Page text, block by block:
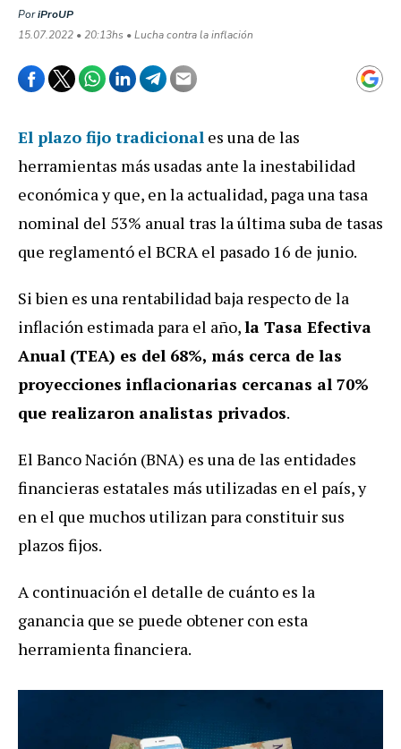
PoriProUP
15.07.2022 • 20:13hs • Lucha contra la inflación
El plazo fijo tradicional es una de las
herramientas más usadas ante la inestabilidad
económica y que, en la actualidad, paga una tasa
nominal del 53% anual tras la última suba de tasas
que reglamentó el BCRA el pasado 16 de junio.
Si bien es una rentabilidad baja respecto de la
inflación estimada para el año,la Tasa Efectiva
Anual (TEA) es del 68%, más cerca de las
proyecciones inflacionarias cercanas al 70%
que realizaron analistas privados.
El Banco Nación (BNA) es una de las entidades
financieras estatales más utilizadas en el país, y
en el que muchos utilizan para constituir sus
plazos fijos.
A continuación el detalle de cuánto es la
ganancia que se puede obtener con esta
herramienta financiera.